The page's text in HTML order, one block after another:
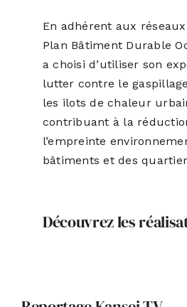
En adhérent aux
Plan Bâtiment Durable
a choisi d’utiliser son
lutter contre le
les ilots de chaleur
contribuant à la
l’empreinte
bâtiments et des
Découvrez les